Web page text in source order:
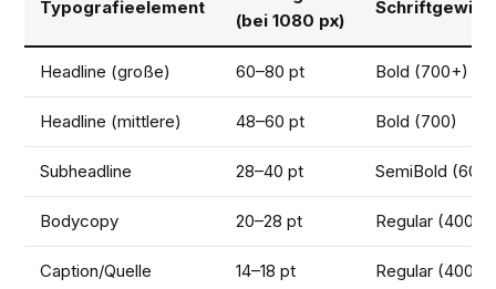
Typografieelement
(bei 1080 px)
Headline (große) 60–80 pt Bold (700+)
Headline (mittlere) 48–60 pt Bold (700)
Subheadline 28–40 pt SemiBold (600)
Bodycopy 20–28 pt Regular (400)
Caption/Quelle 14–18 pt Regular (400)